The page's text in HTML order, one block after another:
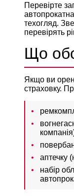
Перевірте
техогляд.
перевірять
Що
Якщо ви
страховку.
аптечку
набір